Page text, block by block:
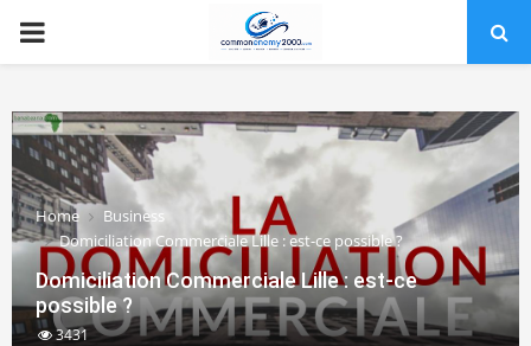
PRIMARY
Home
Business
Domiciliation Commerciale Lille : est-ce possible ?
Domiciliation Commerciale Lille : est-ce
possible ?
3431